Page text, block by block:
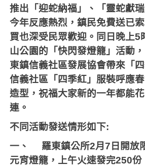
推出「迎蛇納福」、「靈蛇獻
今年反應熱烈，鎮民免費送已
買也深受民眾歡迎。同日晚上5
山公園的「快閃發燈籠」活動
東鎮信義社區發展協會帶來「
信義社區「四季紅」服裝呼應
造型，祝福大家新的一年都能
連。
不同活動發送情形如下:
一、
羅東鎮公所2月7 日開放
元宵燈籠，上午火速發完250份